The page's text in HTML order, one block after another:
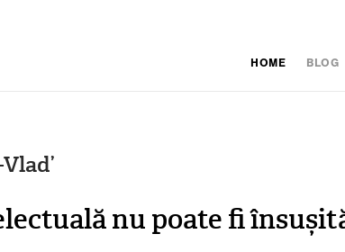
HOME BLOG
nu poate fi